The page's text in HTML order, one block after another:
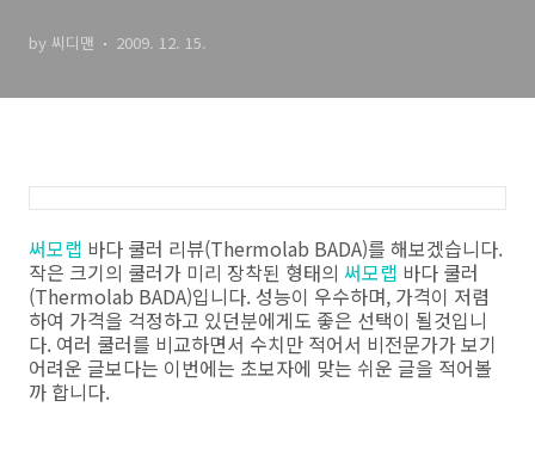
뷰
by 씨디맨 2009. 12. 15.
써모랩 바다 쿨러 리뷰(Thermolab BADA)를 해보겠습니다.
작은 크기의 쿨러가 미리 장착된 형태의 써모랩 바다 쿨러
(Thermolab BADA)입니다. 성능이 우수하며, 가격이 저렴
하여 가격을 걱정하고 있던분에게도 좋은 선택이 될것입니
다. 여러 쿨러를 비교하면서 수치만 적어서 비전문가가 보기
어려운 글보다는 이번에는 초보자에 맞는 쉬운 글을 적어볼
까 합니다.